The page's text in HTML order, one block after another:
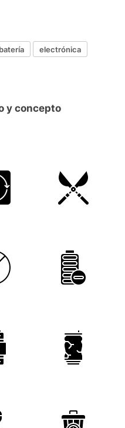
batería
electrónica
y concepto